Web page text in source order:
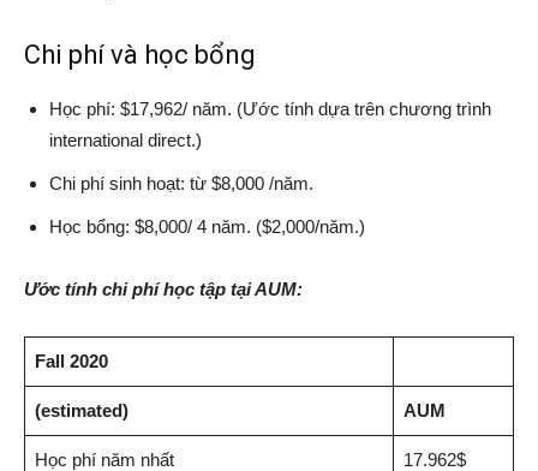
Chi phí và học bổng
Học phí: $17,962/ năm. (Ước tính dựa trên chương trình
international direct.)
Chi phí sinh hoạt: từ $8,000 /năm.
Học bổng: $8,000/ 4 năm. ($2,000/năm.)
Ước tính chi phí học tập tại AUM:
Fall 2020
(estimated) AUM
Học phí năm nhất 17.962$